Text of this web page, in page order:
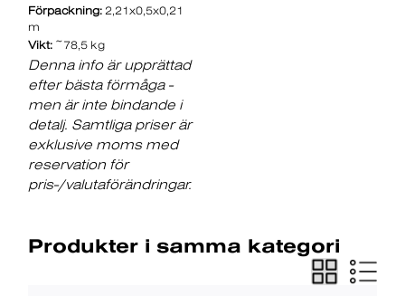
Förpackning: 2,21x0,5x0,21
m
Vikt: ~78,5 kg
Denna info är upprättad
efter bästa förmåga -
men är inte bindande i
detalj. Samtliga priser är
exklusive moms med
reservation för
pris-/valutaförändringar.
Produkter i samma kategori